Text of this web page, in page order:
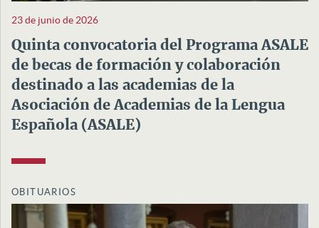
23 de junio de 2026
Quinta convocatoria del Programa ASALE
de becas de formación y colaboración
destinado a las academias de la
Asociación de Academias de la Lengua
Española (ASALE)
OBITUARIOS